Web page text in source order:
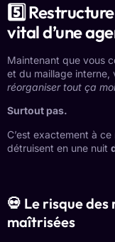
5️⃣
vital d’une
Maintenant que vous
et du maillage interne,
réorganiser tout ça
Surtout pas.
C’est exactement à
détruisent en une nuit
💀 Le risque
maîtrisées